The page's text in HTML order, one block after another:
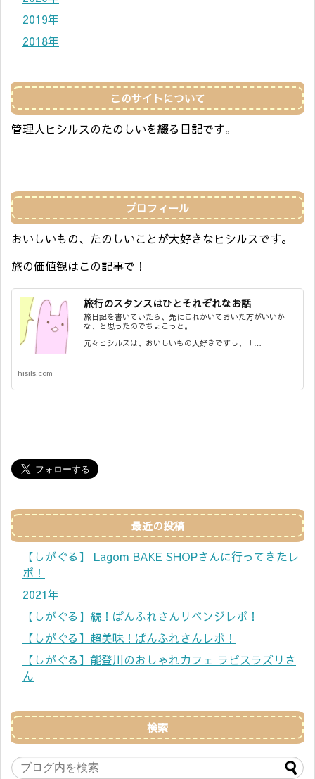
2019年
2018年
このサイトについて
管理人ヒシルスのたのしいを綴る日記です。
プロフィール
おいしいもの、たのしいことが大好きなヒシルスです。
旅の価値観はこの記事で！
旅行のスタンスはひとそれぞれなお話
旅日記を書いていたら、先にこれかいておいた方がいいか
な、と思ったのでちょこっと。
元々ヒシルスは、おいしいもの大好きですし、「…
hisils.com
最近の投稿
【しがぐる】 Lagom BAKE SHOPさんに行ってきたレ
ポ！
2021年
【しがぐる】続！ぱんふれさんリベンジレポ！
【しがぐる】超美味！ぱんふれさんレポ！
【しがぐる】能登川のおしゃれカフェ ラピスラズリさ
ん
検索